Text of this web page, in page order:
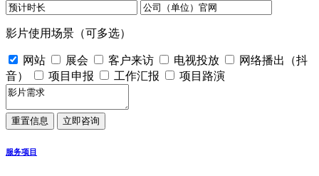
影片使用场景（可多选）
网站 展会 客户来访 电视投放
网络播出（抖
音）
项目申报 工作汇报 项目路演
服务项目